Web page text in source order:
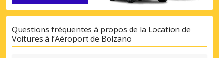
Questions fréquentes à propos de la Location de
Voitures à l’Aéroport de Bolzano